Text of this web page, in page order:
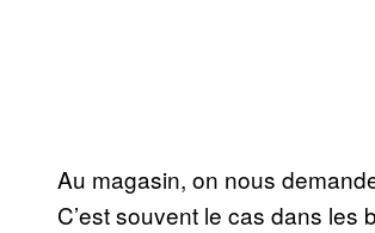
Au magasin, on nous
C’est souvent le cas dans